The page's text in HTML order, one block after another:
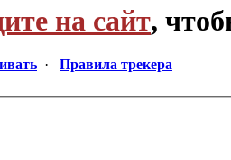
на сайт,
· Правила трекера